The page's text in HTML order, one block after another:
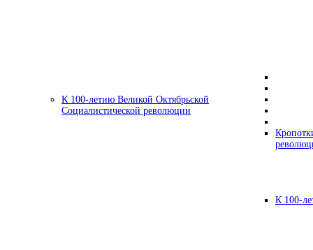
К 100-летию Великой Октябрьской
Социалистической революции
К 100-